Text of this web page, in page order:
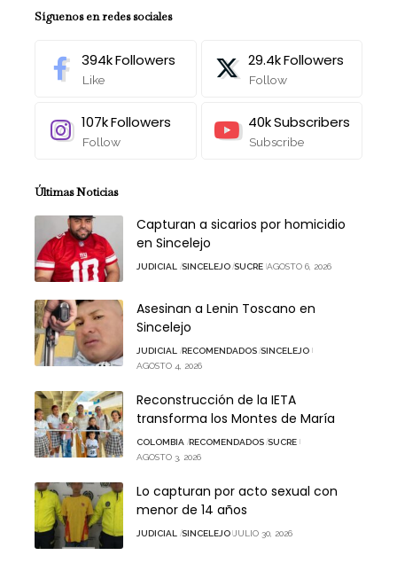
Síguenos en redes sociales
394kFollowers
Like
29.4kFollowers
Follow
107kFollowers
Follow
40kSubscribers
Subscribe
Últimas Noticias
Capturan a sicarios por homicidio
en Sincelejo
JUDICIAL SINCELEJO SUCRE AGOSTO 6, 2026
Asesinan a Lenin Toscano en
Sincelejo
JUDICIAL RECOMENDADOS SINCELEJO
AGOSTO 4, 2026
Reconstrucción de la IETA
transforma los Montes de María
COLOMBIA RECOMENDADOS SUCRE
AGOSTO 3, 2026
Lo capturan por acto sexual con
menor de 14 años
JUDICIAL SINCELEJO JULIO 30, 2026